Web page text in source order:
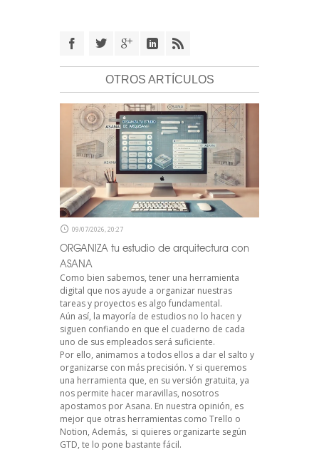
OTROS ARTÍCULOS
09/07/2026, 20:27
ORGANIZA tu estudio de arquitectura con
ASANA
Como bien sabemos, tener una herramienta
digital que nos ayude a organizar nuestras
tareas y proyectos es algo fundamental.
Aún así, la mayoría de estudios no lo hacen y
siguen confiando en que el cuaderno de cada
uno de sus empleados será suficiente.
Por ello, animamos a todos ellos a dar el salto y
organizarse con más precisión. Y si queremos
una herramienta que, en su versión gratuita, ya
nos permite hacer maravillas, nosotros
apostamos por Asana. En nuestra opinión, es
mejor que otras herramientas como Trello o
Notion, Además, si quieres organizarte según
GTD, te lo pone bastante fácil.